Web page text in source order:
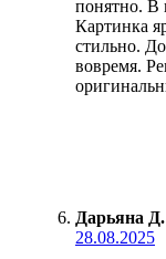
понятно. В
Картинка
стильно.
вовремя.
Дарьяна Д.
28.08.2025